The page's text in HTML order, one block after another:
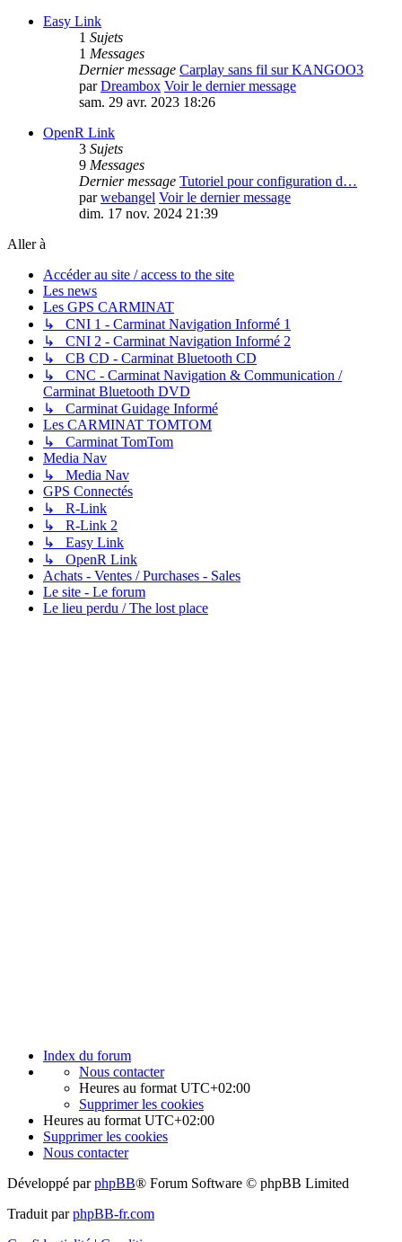
Easy Link
1 Sujets
1 Messages
Dernier message Carplay sans fil sur KANGOO3
parDreambox Voir le dernier message
sam. 29 avr. 2023 18:26
OpenR Link
3 Sujets
9 Messages
Dernier message Tutoriel pour configuration d…
parwebangel Voir le dernier message
dim. 17 nov. 2024 21:39
Aller à
Accéder au site / access to the site
Les news
Les GPS CARMINAT
↳ CNI 1 - Carminat Navigation Informé 1
↳ CNI 2 - Carminat Navigation Informé 2
↳ CB CD - Carminat Bluetooth CD
↳ CNC - Carminat Navigation & Communication /
Carminat Bluetooth DVD
↳ Carminat Guidage Informé
Les CARMINAT TOMTOM
↳ Carminat TomTom
Media Nav
↳ Media Nav
GPS Connectés
↳ R-Link
↳ R-Link 2
↳ Easy Link
↳ OpenR Link
Achats - Ventes / Purchases - Sales
Le site - Le forum
Le lieu perdu / The lost place
Index du forum
Nous contacter
Heures au format UTC+02:00
Supprimer les cookies
Heures au format UTC+02:00
Supprimer les cookies
Nous contacter
Développé parphpBB® Forum Software © phpBB Limited
Traduit parphpBB-fr.com